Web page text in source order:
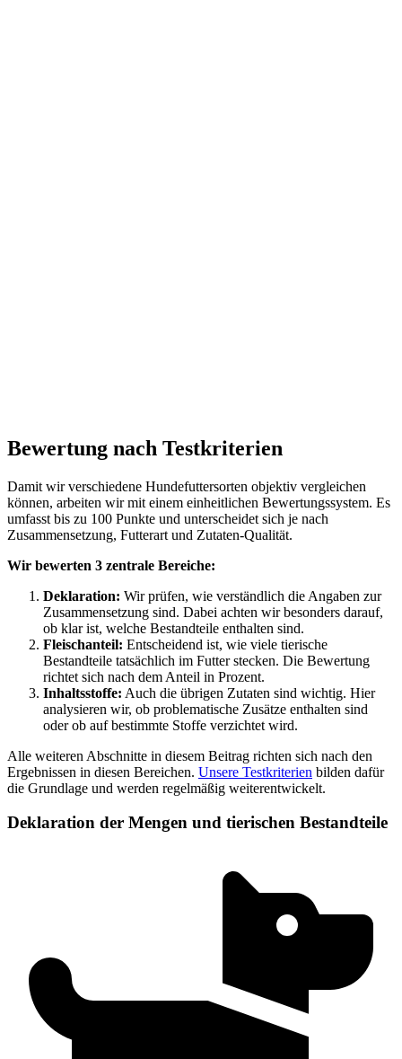
Bewertung nach Testkriterien
Damit wir verschiedene Hundefuttersorten objektiv vergleichen
können, arbeiten wir mit einem einheitlichen Bewertungssystem. Es
umfasst bis zu 100 Punkte und unterscheidet sich je nach
Zusammensetzung, Futterart und Zutaten-Qualität.
Wir bewerten 3 zentrale Bereiche:
Deklaration: Wir prüfen, wie verständlich die Angaben zur
Zusammensetzung sind. Dabei achten wir besonders darauf,
ob klar ist, welche Bestandteile enthalten sind.
Fleischanteil: Entscheidend ist, wie viele tierische
Bestandteile tatsächlich im Futter stecken. Die Bewertung
richtet sich nach dem Anteil in Prozent.
Inhaltsstoffe: Auch die übrigen Zutaten sind wichtig. Hier
analysieren wir, ob problematische Zusätze enthalten sind
oder ob auf bestimmte Stoffe verzichtet wird.
Alle weiteren Abschnitte in diesem Beitrag richten sich nach den
Ergebnissen in diesen Bereichen. Unsere Testkriterien bilden dafür
die Grundlage und werden regelmäßig weiterentwickelt.
Deklaration der Mengen und tierischen Bestandteile